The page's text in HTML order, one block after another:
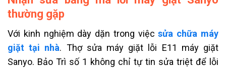
thường gặp
Với kinh nghiệm dày dặn trong việcsửa chữa máy
giặt tại nhà. Thợ sửa máy giặt lỗi E11 máy giặt
Sanyo. Bảo Trì số 1 không chỉ tự tin sửa triệt để lỗi